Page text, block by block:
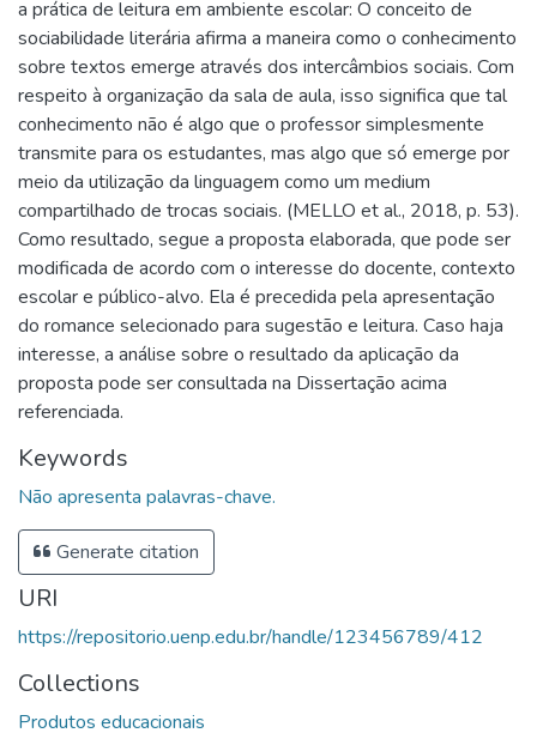
a prática de leitura em ambiente escolar: O conceito de
sociabilidade literária afirma a maneira como o conhecimento
sobre textos emerge através dos intercâmbios sociais. Com
respeito à organização da sala de aula, isso significa que tal
conhecimento não é algo que o professor simplesmente
transmite para os estudantes, mas algo que só emerge por
meio da utilização da linguagem como um medium
compartilhado de trocas sociais. (MELLO et al., 2018, p. 53).
Como resultado, segue a proposta elaborada, que pode ser
modificada de acordo com o interesse do docente, contexto
escolar e público-alvo. Ela é precedida pela apresentação
do romance selecionado para sugestão e leitura. Caso haja
interesse, a análise sobre o resultado da aplicação da
proposta pode ser consultada na Dissertação acima
referenciada.
Keywords
Não apresenta palavras-chave.
Generate citation
URI
https://repositorio.uenp.edu.br/handle/123456789/412
Collections
Produtos educacionais